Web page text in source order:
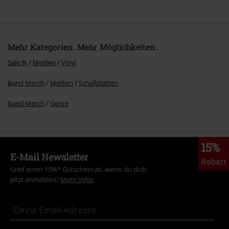
Mehr Kategorien. Mehr Möglichkeiten.
Sale % Medien Vinyl
Band Merch Medien Schallplatten
Band Merch Genre
15%
Rabatt
E-Mail Newsletter
Greif einen 15%* Gutschein ab, wenn du dich
jetzt anmeldest! Mehr Infos